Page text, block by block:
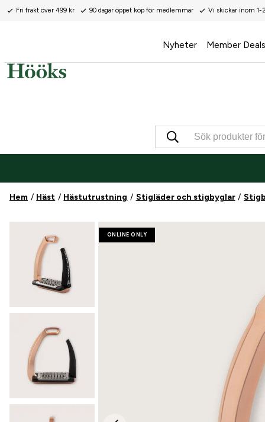
Fri frakt över 499 kr 90 dagar öppet köp för medlemmar Vi skickar inom 1-
Nyheter Member Deals
Hem Häst Hästutrustning Stigläder och stigbyglar
ONLINE ONLY